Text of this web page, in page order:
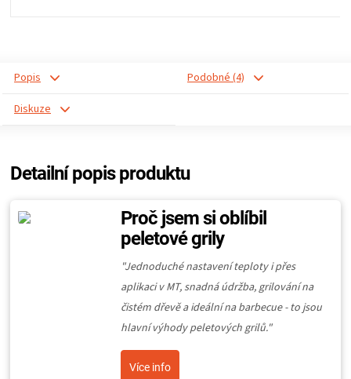
Popis
Podobné (4)
Diskuze
Detailní popis produktu
Proč jsem si oblíbil
peletové grily
"Jednoduché nastavení teploty i přes
aplikaci v MT, snadná údržba, grilování na
čistém dřevě a ideální na barbecue - to jsou
hlavní výhody peletových grilů."
Více info